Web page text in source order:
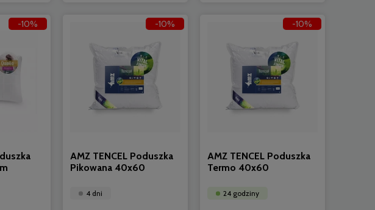
-10%
AMZ TENCEL Poduszka
Pikowana 40x60
4 dni
-10%
AMZ TENCEL Poduszka
Termo 40x60
24 godziny
-10%